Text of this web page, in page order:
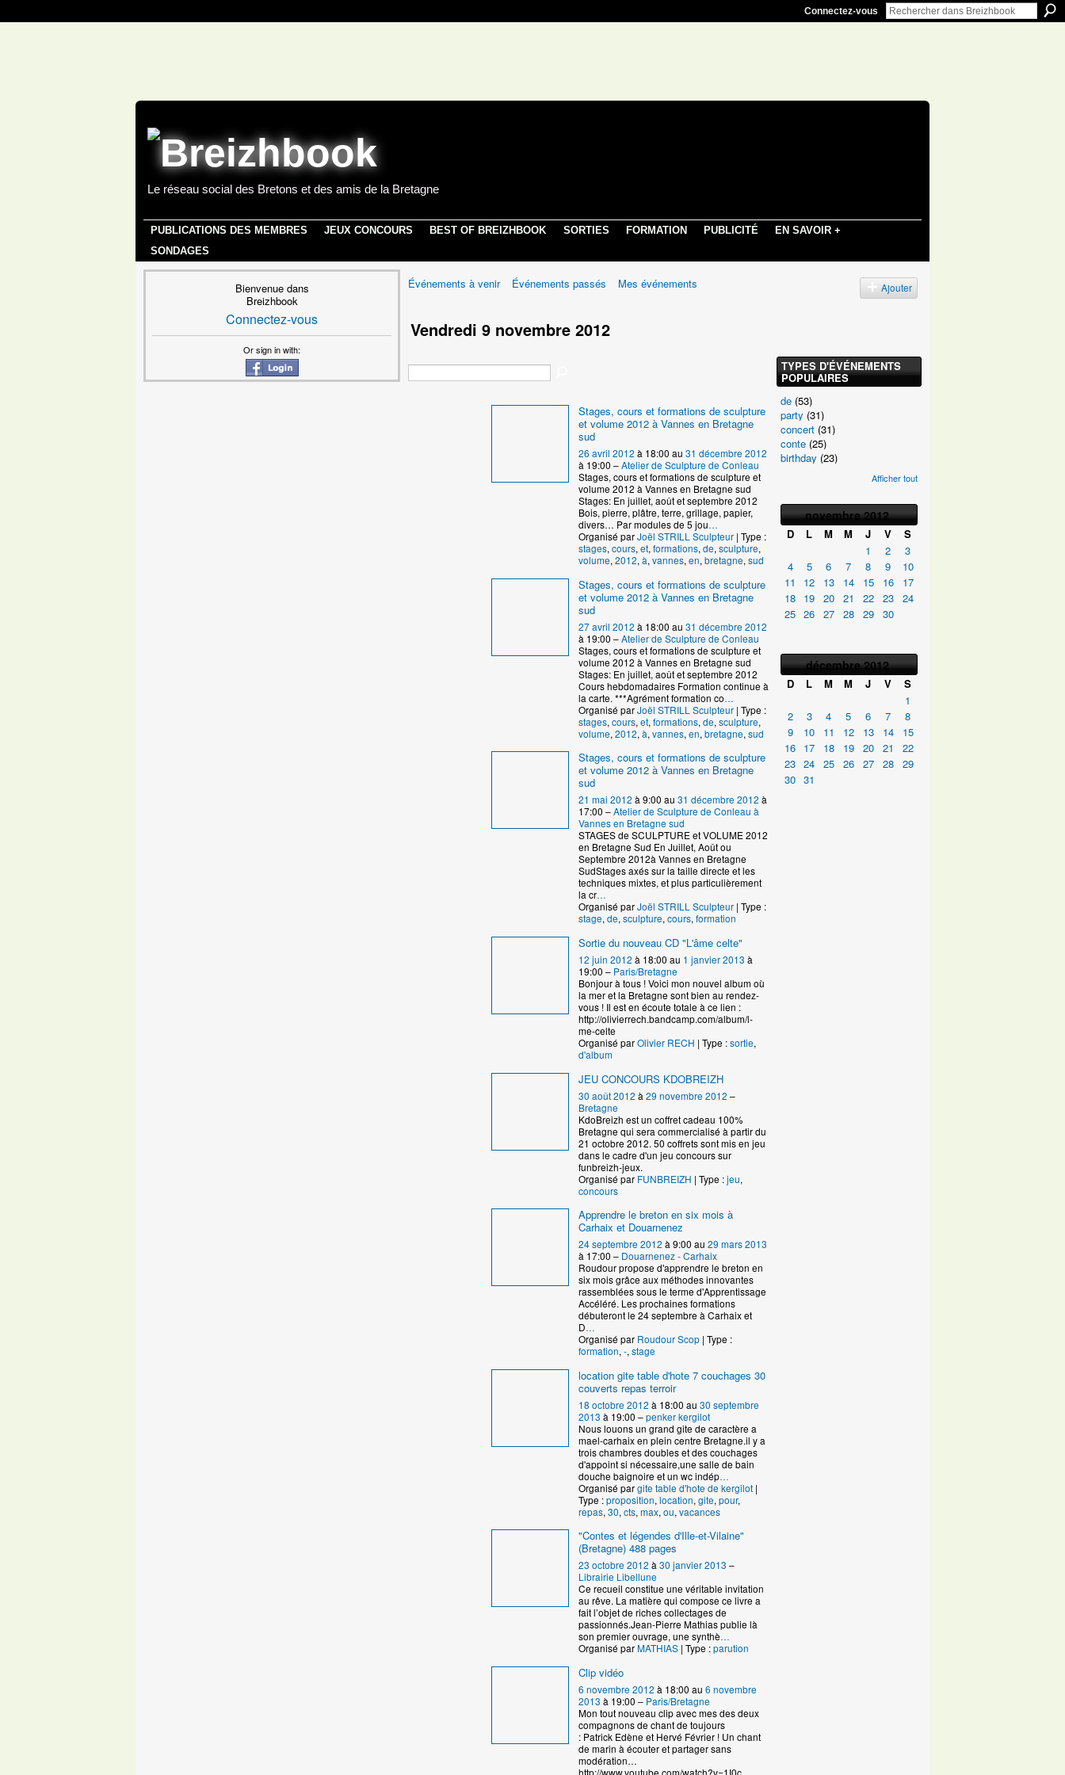
Connectez-vous
Le réseau social des Bretons et des amis de la Bretagne
PUBLICATIONS DES MEMBRES JEUX CONCOURS BEST OF BREIZHBOOK SORTIES FORMATION PUBLICITÉ
EN SAVOIR +
SONDAGES
Bienvenue dans
Breizhbook
Connectez-vous
Or sign in with:
Événements à venir Événements passés Mes événements Ajouter
Vendredi 9 novembre 2012
Stages, cours et formations de sculpture
et volume 2012 à Vannes en Bretagne
sud
26 avril 2012 à 18:00 au 31 décembre 2012
à 19:00 –Atelier de Sculpture de Conleau
Stages, cours et formations de sculpture et
volume 2012 à Vannes en Bretagne sud
Stages: En juillet, août et septembre 2012
Bois, pierre, plâtre, terre, grillage, papier,
divers… Par modules de 5 jou…
Organisé parJoël STRILL Sculpteur | Type :
stages, cours, et, formations, de, sculpture,
volume, 2012, à, vannes, en, bretagne, sud
Stages, cours et formations de sculpture
et volume 2012 à Vannes en Bretagne
sud
27 avril 2012 à 18:00 au 31 décembre 2012
à 19:00 –Atelier de Sculpture de Conleau
Stages, cours et formations de sculpture et
volume 2012 à Vannes en Bretagne sud
Stages: En juillet, août et septembre 2012
Cours hebdomadaires Formation continue à
la carte. ***Agrément formation co…
Organisé parJoël STRILL Sculpteur | Type :
stages, cours, et, formations, de, sculpture,
volume, 2012, à, vannes, en, bretagne, sud
Stages, cours et formations de sculpture
et volume 2012 à Vannes en Bretagne
sud
21 mai 2012 à 9:00 au 31 décembre 2012 à
17:00 –Atelier de Sculpture de Conleau à
Vannes en Bretagne sud
STAGES de SCULPTURE et VOLUME 2012
en Bretagne Sud En Juillet, Août ou
Septembre 2012à Vannes en Bretagne
SudStages axés sur la taille directe et les
techniques mixtes, et plus particulièrement
la cr…
Organisé parJoël STRILL Sculpteur | Type :
stage,de,sculpture,cours,formation
Sortie du nouveau CD "L'âme celte"
12 juin 2012 à 18:00 au 1 janvier 2013 à
19:00 – Paris/Bretagne
Bonjour à tous ! Voici mon nouvel album où
la mer et la Bretagne sont bien au rendez-
vous ! Il est en écoute totale à ce lien :
http://olivierrech.bandcamp.com/album/l-
me-celte
Organisé parOlivier RECH | Type :sortie,
d'album
JEU CONCOURS KDOBREIZH
30 août 2012 à 29 novembre 2012 –
Bretagne
KdoBreizh est un coffret cadeau 100%
Bretagne qui sera commercialisé à partir du
21 octobre 2012. 50 coffrets sont mis en jeu
dans le cadre d'un jeu concours sur
funbreizh-jeux.
Organisé par FUNBREIZH | Type :jeu,
concours
Apprendre le breton en six mois à
Carhaix et Douarnenez
24 septembre 2012 à 9:00 au 29 mars 2013
à 17:00 – Douarnenez - Carhaix
Roudour propose d'apprendre le breton en
six mois grâce aux méthodes innovantes
rassemblées sous le terme d'Apprentissage
Accéléré. Les prochaines formations
débuteront le 24 septembre à Carhaix et
D…
Organisé par Roudour Scop | Type :
formation, -, stage
location gite table d'hote 7 couchages 30
couverts repas terroir
18 octobre 2012 à 18:00 au 30 septembre
2013 à 19:00 –penker kergilot
Nous louons un grand gite de caractère a
mael-carhaix en plein centre Bretagne.il y a
trois chambres doubles et des couchages
d'appoint si nécessaire,une salle de bain
douche baignoire et un wc indép…
Organisé pargite table d'hote de kergilot |
Type :proposition, location, gite, pour,
repas, 30, cts, max, ou, vacances
"Contes et légendes d'Ille-et-Vilaine"
(Bretagne) 488 pages
23 octobre 2012 à 30 janvier 2013 –
Librairie Libellune
Ce recueil constitue une véritable invitation
au rêve. La matière qui compose ce livre a
fait l’objet de riches collectages de
passionnés.Jean-Pierre Mathias publie là
son premier ouvrage, une synthè…
Organisé parMATHIAS | Type :parution
Clip vidéo
6 novembre 2012 à 18:00 au 6 novembre
2013 à 19:00 – Paris/Bretagne
Mon tout nouveau clip avec mes des deux
compagnons de chant de toujours
: Patrick Edène et Hervé Février ! Un chant
de marin à écouter et partager sans
modération…
http://www.youtube.com/watch?v=1I0c
TYPES D'ÉVÉNEMENTS
POPULAIRES
de (53)
party (31)
concert (31)
conte (25)
birthday (23)
Afficher tout
novembre 2012
D L M M J V
S
1
2
3
4
5 6 7 8 9
10
11
12 13 14 15 16
17
18 19 20 21 22 23
24
25 26 27 28 29 30
décembre 2012
D L M M J V
S
1
2
3 4 5 6 7
8
9
10 11 12 13 14
15
16 17 18 19 20 21
22
23 24 25 26 27 28
29
30 31